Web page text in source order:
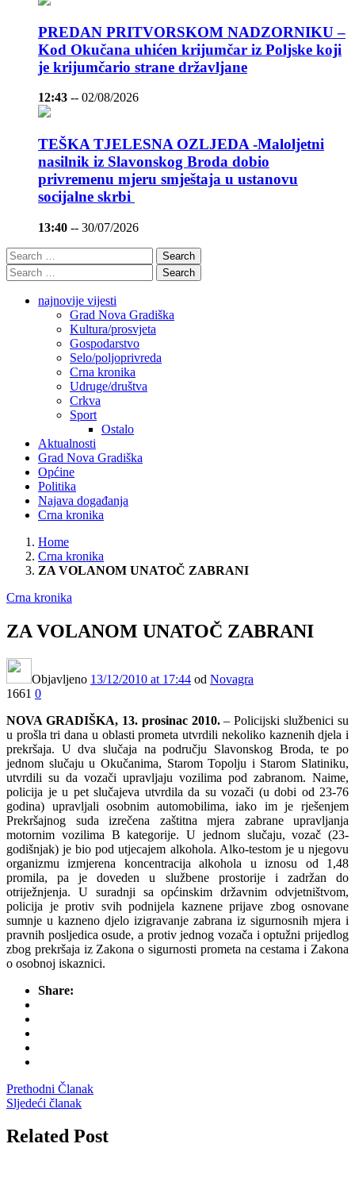
PREDAN PRITVORSKOM NADZORNIKU –
Kod Okučana uhićen krijumčar iz Poljske koji
je krijumčario strane državljane
12:43 -- 02/08/2026
TEŠKA TJELESNA OZLJEDA -Maloljetni
nasilnik iz Slavonskog Broda dobio
privremenu mjeru smještaja u ustanovu
socijalne skrbi
13:40 -- 30/07/2026
Search
Search
najnovije vijesti
Grad Nova Gradiška
Kultura/prosvjeta
Gospodarstvo
Selo/poljoprivreda
Crna kronika
Udruge/društva
Crkva
Sport
Ostalo
Aktualnosti
Grad Nova Gradiška
Općine
Politika
Najava događanja
Crna kronika
Home
Crna kronika
ZA VOLANOM UNATOČ ZABRANI
Crna kronika
ZA VOLANOM UNATOČ ZABRANI
Objavljeno 13/12/2010 at 17:44 od Novagra
1661 0
NOVA GRADIŠKA, 13. prosinac 2010.– Policijski službenici su
u prošla tri dana u oblasti prometa utvrdili nekoliko kaznenih djela i
prekršaja. U dva slučaja na području Slavonskog Broda, te po
jednom slučaju u Okučanima, Starom Topolju i Starom Slatiniku,
utvrdili su da vozači upravljaju vozilima pod zabranom. Naime,
policija je u pet slučajeva utvrdila da su vozači (u dobi od 23-76
godina) upravljali osobnim automobilima, iako im je rješenjem
Prekršajnog suda izrečena zaštitna mjera zabrane upravljanja
motornim vozilima B kategorije. U jednom slučaju, vozač (23-
godišnjak) je bio pod utjecajem alkohola. Alko-testom je u njegovu
organizmu izmjerena koncentracija alkohola u iznosu od 1,48
promila, pa je doveden u službene prostorije i zadržan do
otriježnjenja. U suradnji sa općinskim državnim odvjetništvom,
policija je protiv svih podnijela kaznene prijave zbog osnovane
sumnje u kazneno djelo izigravanje zabrana iz sigurnosnih mjera i
pravnih posljedica osude, a protiv jednog vozača i optužni prijedlog
zbog prekršaja iz Zakona o sigurnosti prometa na cestama i Zakona
o osobnoj iskaznici.
Share:
Prethodni Članak
Sljedeći članak
Related Post